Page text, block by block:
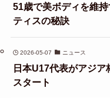
51歳で美ボディを維
ティスの秘訣
2026-05-07 ニュース
日本U17代表がアジ
スタート